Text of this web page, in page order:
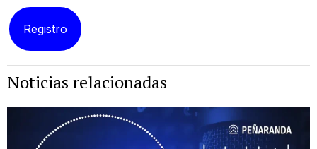
Noticias relacionadas